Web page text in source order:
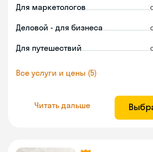
Для маркетологов
Деловой - для бизнеса
Для путешествий
Все услуги и цены (5)
Читать дальше